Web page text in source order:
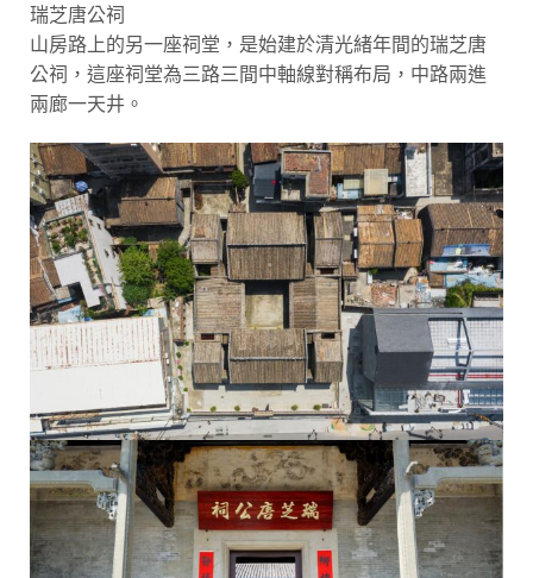
瑞芝唐公祠
山房路上的另一座祠堂，是始建於清光緒年間的瑞芝唐
公祠，這座祠堂為三路三間中軸線對稱布局，中路兩進
兩廊一天井。